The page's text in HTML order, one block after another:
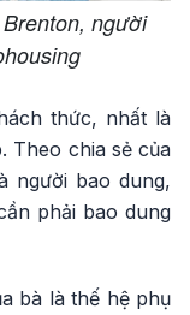
người
thức, nhất là
Theo chia sẻ của
người bao dung,
phải bao dung
bà là thế hệ phụ